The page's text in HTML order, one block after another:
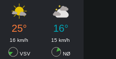
25° 16°
16 km/h 15 km/h
VSV
NØ